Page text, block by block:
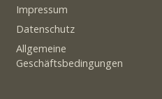
Impressum
Datenschutz
Allgemeine
Geschäftsbedingungen